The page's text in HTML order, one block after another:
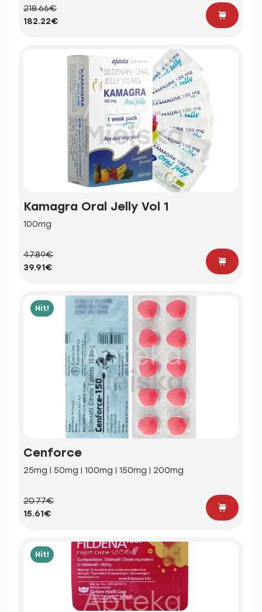
218.66€
182.22€
Kamagra Oral Jelly Vol 1
100mg
47.89€
39.91€
Hit!
Cenforce
25mg | 50mg | 100mg | 150mg | 200mg
20.77€
15.61€
Hit!